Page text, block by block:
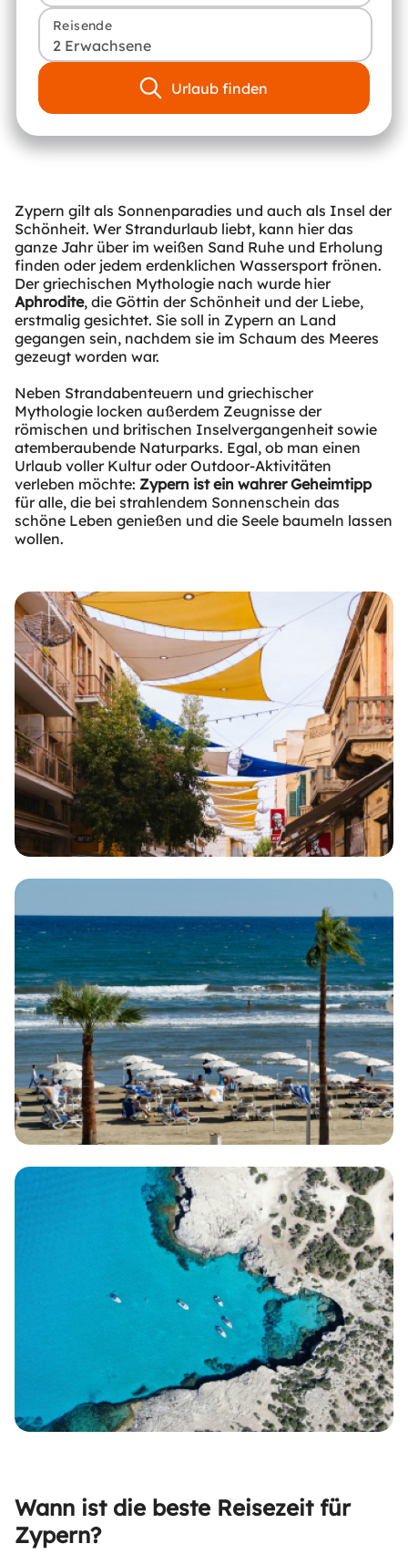
Reisende
2 Erwachsene
Urlaub finden
Zypern gilt als Sonnenparadies und auch als Insel der
Schönheit. Wer Strandurlaub liebt, kann hier das
ganze Jahr über im weißen Sand Ruhe und Erholung
finden oder jedem erdenklichen Wassersport frönen.
Der griechischen Mythologie nach wurde hier
Aphrodite, die Göttin der Schönheit und der Liebe,
erstmalig gesichtet. Sie soll in Zypern an Land
gegangen sein, nachdem sie im Schaum des Meeres
gezeugt worden war.
Neben Strandabenteuern und griechischer
Mythologie locken außerdem Zeugnisse der
römischen und britischen Inselvergangenheit sowie
atemberaubende Naturparks. Egal, ob man einen
Urlaub voller Kultur oder Outdoor-Aktivitäten
verleben möchte: Zypern ist ein wahrer Geheimtipp
für alle, die bei strahlendem Sonnenschein das
schöne Leben genießen und die Seele baumeln lassen
wollen.
Wann ist die beste Reisezeit für
Zypern?